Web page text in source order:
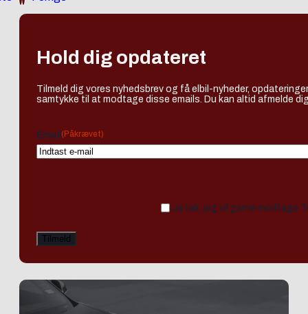
Hold dig opdateret
Tilmeld dig vores nyhedsbrev og få elbil-nyheder,
samtykke til at modtage disse emails. Du kan altid afmelde
Email (Påkrævet)
Ja tak, jeg vil gerne modtage